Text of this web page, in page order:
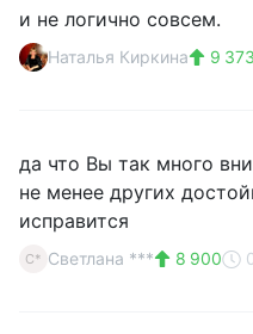
и не логично совсем.
Наталья Киркина 9 373
да что Вы так много
не менее других
исправится
С* Светлана *** 8 900